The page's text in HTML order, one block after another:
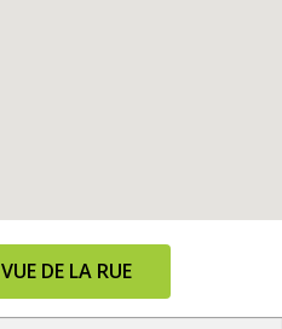
VUE DE LA RUE